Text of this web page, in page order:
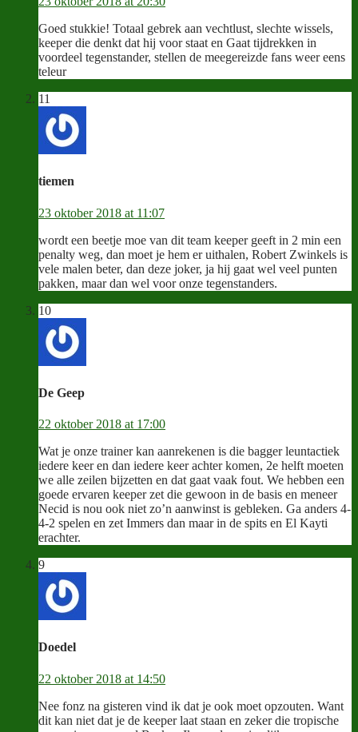
Goed stukkie! Totaal gebrek aan vechtlust, slechte wissels,
keeper die denkt dat hij voor staat en Gaat tijdrekken in
voordeel tegenstander, stellen de meegereizde fans weer eens
teleur
11
tiemen
23 oktober 2018 at 11:07
wordt een beetje moe van dit team keeper geeft in 2 min een
penalty weg, dan moet je hem er uithalen, Robert Zwinkels is
vele malen beter, dan deze joker, ja hij gaat wel veel punten
pakken, maar dan wel voor onze tegenstanders.
10
De Geep
22 oktober 2018 at 17:00
Wat je onze trainer kan aanrekenen is die bagger leuntactiek
iedere keer en dan iedere keer achter komen, 2e helft moeten
we alle zeilen bijzetten en dat gaat vaak fout. We hebben een
goede ervaren keeper zet die gewoon in de basis en meneer
Necid is nou ook niet zo’n aanwinst is gebleken. Ga anders 4-
4-2 spelen en zet Immers dan maar in de spits en El Kayti
erachter.
9
Doedel
22 oktober 2018 at 14:50
Nee fonz na gisteren vind ik dat je ook moet opzouten. Want
dit kan niet dat je de keeper laat staan en zeker die tropische